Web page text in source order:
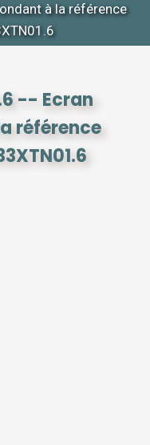
à la référence
-- Ecran
référence